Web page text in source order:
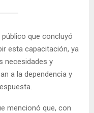
público que concluyó
esta capacitación, ya
necesidades y
a la dependencia y
mencionó que, con